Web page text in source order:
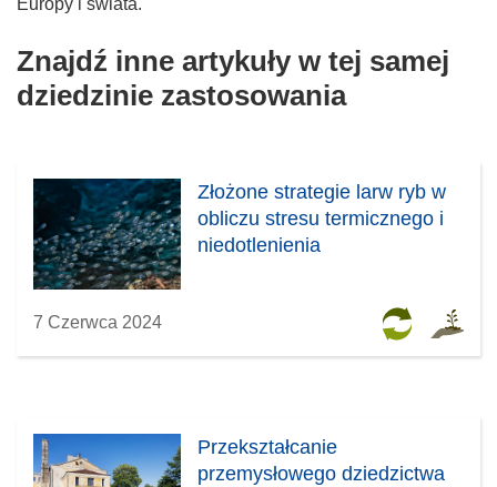
Europy i świata.
Znajdź inne artykuły w tej samej
dziedzinie zastosowania
Złożone strategie larw ryb w
obliczu stresu termicznego i
niedotlenienia
7 Czerwca 2024
Przekształcanie
przemysłowego dziedzictwa